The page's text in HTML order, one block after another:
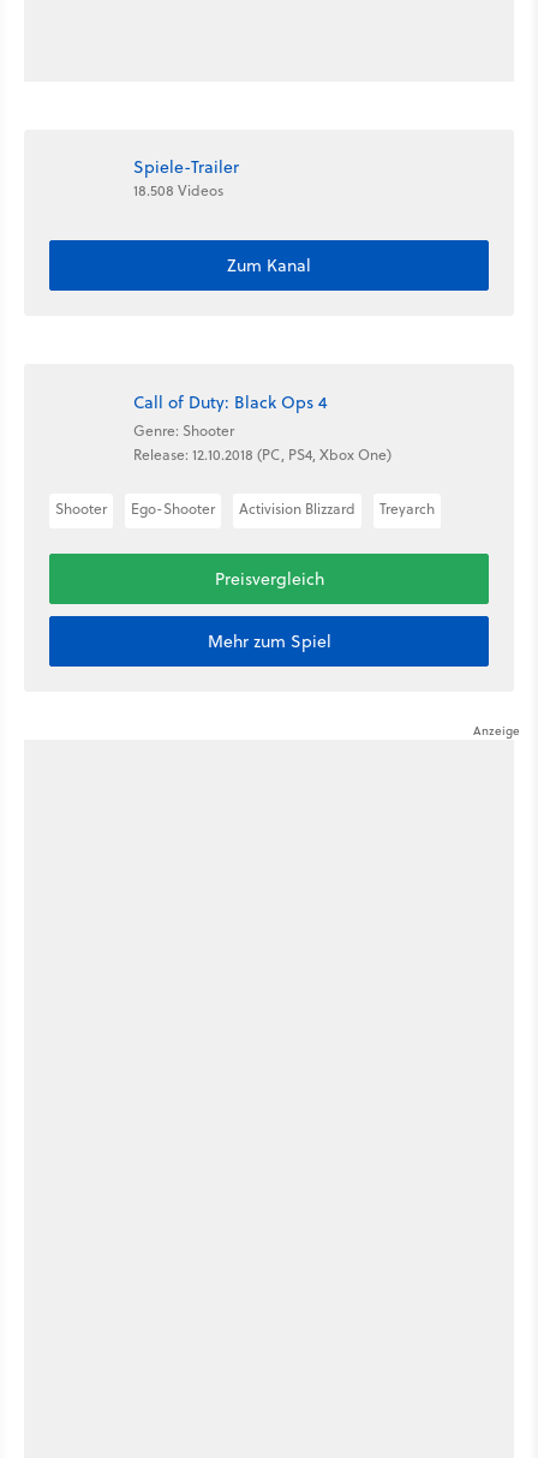
Spiele-Trailer
18.508 Videos
Zum Kanal
Call of Duty: Black Ops 4
Genre: Shooter
Release: 12.10.2018 (PC, PS4, Xbox One)
Shooter Ego-Shooter Activision Blizzard Treyarch
Preisvergleich
Mehr zum Spiel